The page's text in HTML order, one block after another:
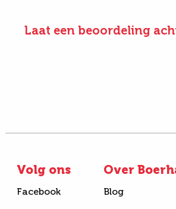
Laat een beoordeling
Volg ons
Facebook
Over
Blog